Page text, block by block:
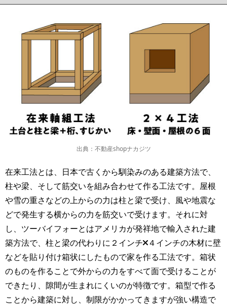
出典：不動産shopナカジツ
在来工法とは、日本で古くから馴染みのある建築方法で、
柱や梁、そして筋交いを組み合わせて作る工法です。屋根
や雪の重さなどの上からの力は柱と梁で受け、風や地震な
どで発生する横からの力を筋交いで受けます。それに対
し、ツーバイフォーとはアメリカが発祥地で輸入された建
築方法で、柱と梁の代わりに２インチ×４インチの木材に壁
などを貼り付け箱状にしたもので家を作る工法です。箱状
のものを作ることで外からの力をすべて面で受けることが
できたり、隙間が生まれにくいのが特徴です。箱型で作る
ことから建築に対し、制限がかかってきますが強い構造で